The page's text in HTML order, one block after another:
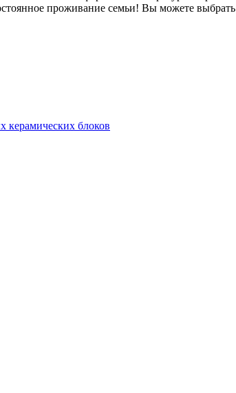
проживание семьи! Вы можете выбрать
керамических блоков